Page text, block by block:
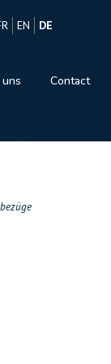
EN DE
Contact